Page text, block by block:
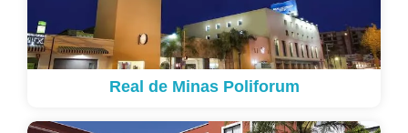
Real de Minas Poliforum